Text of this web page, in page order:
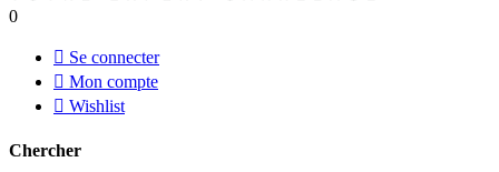
0
 Se connecter
 Mon compte
 Wishlist
Chercher